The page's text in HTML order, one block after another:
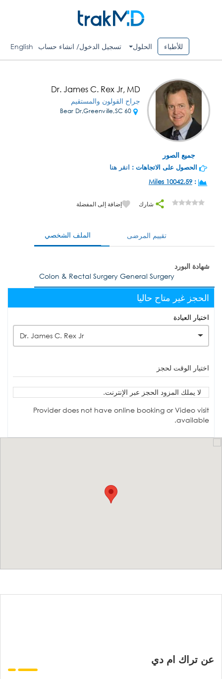
للأطباء الحلول تسجيل الدخول/ انشاء حساب English
جميع الصور
Dr. James C. Rex Jr, MD
جراح القولون والمستقيم
الحصول على الاتجاهات : انقر هنا
:
10042.59 Miles
شارك إضافة إلى المفضلة
الملف الشخصي تقييم المرضى
شهادة البورد
Colon & Rectal Surgery General Surgery
الحجز غير متاح حاليا
اختيار العيادة
Dr. James C. Rex Jr
اختيار الوقت لحجز
لا يملك المزود الحجز عبر الإنترنت.
Provider does not have online booking or Video visit
available.
عن تراك ام دي